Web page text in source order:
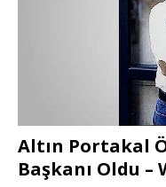
Altın Portakal
Başkanı Oldu –